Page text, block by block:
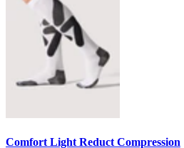
Comfort Light Reduct Compression